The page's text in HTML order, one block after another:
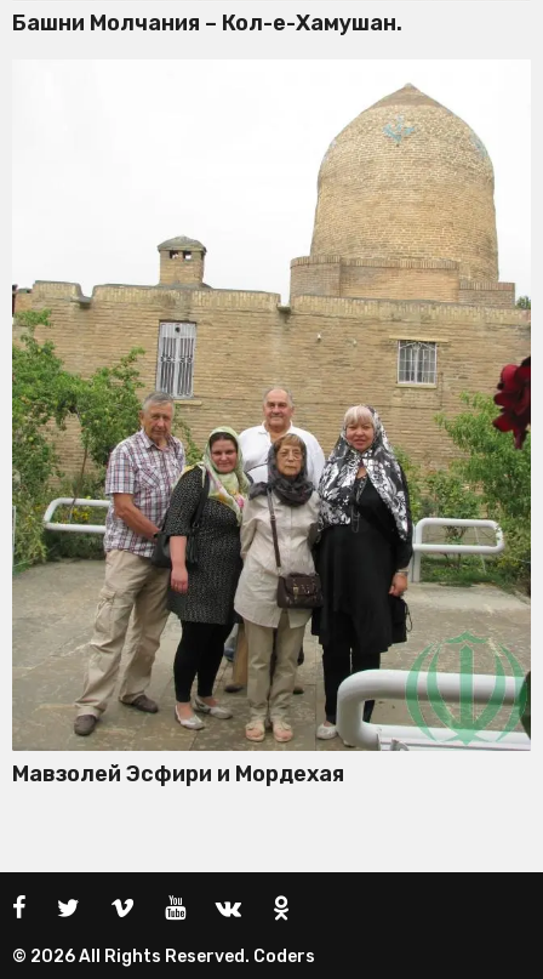
Башни Молчания – Кол-е-Хамушан.
Мавзолей Эсфири и Мордехая
© 2026 All Rights Reserved. Coders